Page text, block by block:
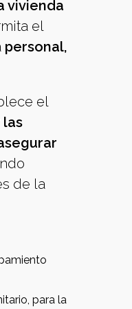
vivienda
el
personal,
el
de la
para la